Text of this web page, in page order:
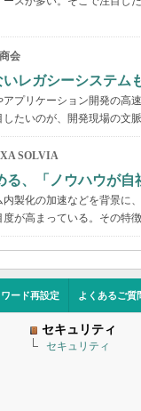
会
いレガシーシステ
プリケーション開発の高
たいのが、開発現場の文
SOLVIA
る、「ノウハウが
製化の加速などを背景に
が高まっている。その特
ード再設定 よくあるご質
セキュリティ
セキュリティ